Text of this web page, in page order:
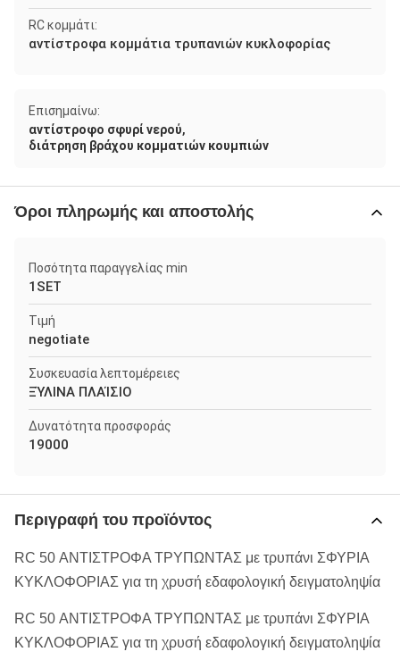
RC κομμάτι:
αντίστροφα κομμάτια τρυπανιών κυκλοφορίας
Επισημαίνω:
αντίστροφο σφυρί νερού,
διάτρηση βράχου κομματιών κουμπιών
Όροι πληρωμής και αποστολής
Ποσότητα παραγγελίας min
1SET
Τιμή
negotiate
Συσκευασία λεπτομέρειες
ΞΎΛΙΝΑ ΠΛΑΊΣΙΟ
Δυνατότητα προσφοράς
19000
Περιγραφή του προϊόντος
RC 50 ΑΝΤΙΣΤΡΟΦΑ ΤΡΥΠΩΝΤΑΣ με τρυπάνι ΣΦΥΡΙΑ
ΚΥΚΛΟΦΟΡΙΑΣ για τη χρυσή εδαφολογική δειγματοληψία
RC 50 ΑΝΤΙΣΤΡΟΦΑ ΤΡΥΠΩΝΤΑΣ με τρυπάνι ΣΦΥΡΙΑ
ΚΥΚΛΟΦΟΡΙΑΣ για τη χρυσή εδαφολογική δειγματοληψία